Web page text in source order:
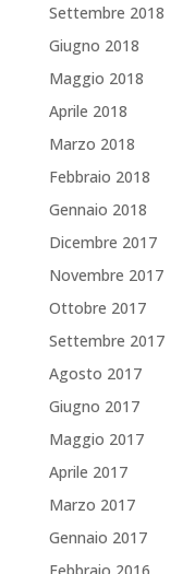
Settembre 2018
Giugno 2018
Maggio 2018
Aprile 2018
Marzo 2018
Febbraio 2018
Gennaio 2018
Dicembre 2017
Novembre 2017
Ottobre 2017
Settembre 2017
Agosto 2017
Giugno 2017
Maggio 2017
Aprile 2017
Marzo 2017
Gennaio 2017